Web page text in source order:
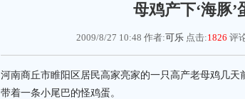
母鸡产下‘海豚’
2009/8/27 10:48 作者:可乐点击:1826 评
河南商丘市睢阳区居民高家亮家的一只高产老母鸡几
带着一条小尾巴的怪鸡蛋。